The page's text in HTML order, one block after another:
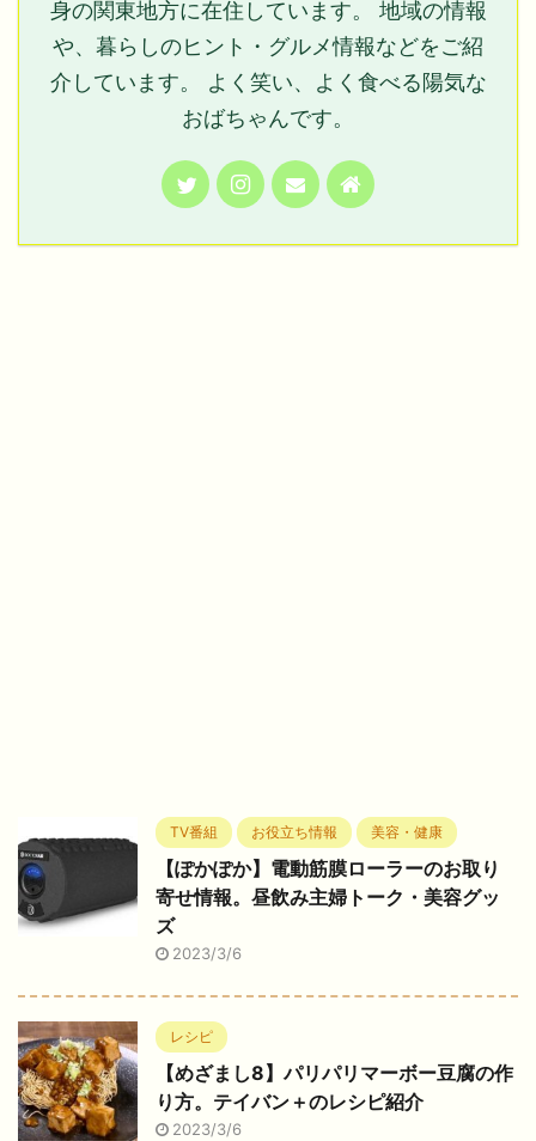
身の関東地方に在住しています。 地域の情報
や、暮らしのヒント・グルメ情報などをご紹
介しています。 よく笑い、よく食べる陽気な
おばちゃんです。
TV番組 お役立ち情報 美容・健康
【ぽかぽか】電動筋膜ローラーのお取り
寄せ情報。昼飲み主婦トーク・美容グッ
ズ
2023/3/6
レシピ
【めざまし8】パリパリマーボー豆腐の作
り方。テイバン＋のレシピ紹介
2023/3/6